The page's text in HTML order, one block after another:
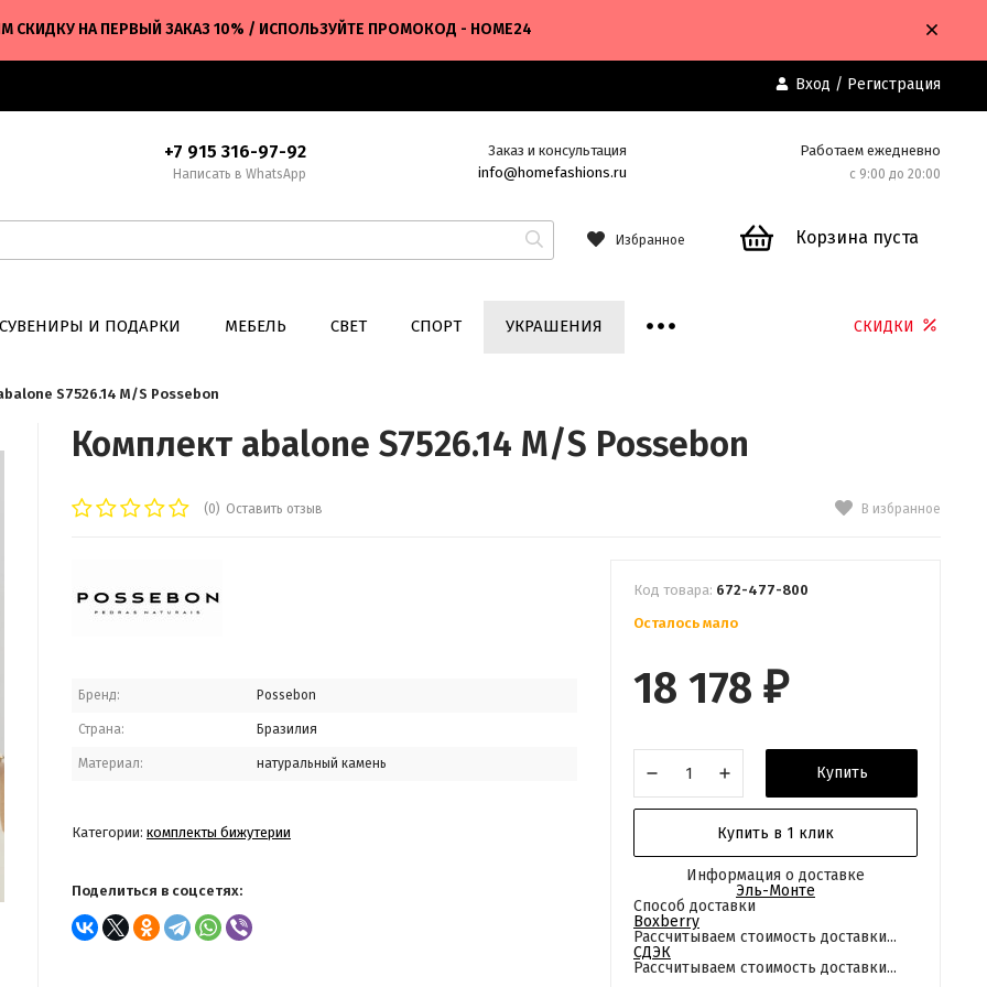
СКИДКУ НА ПЕРВЫЙ ЗАКАЗ 10% / ИСПОЛЬЗУЙТЕ ПРОМОКОД - HOME24
Вход / Регистрация
+7 915 316-97-92
Написать в WhatsApp
Заказ и консультация
info@homefashions.ru
Работаем ежедневно
с 9:00 до 20:00
Избранное Корзина пуста
СУВЕНИРЫ И ПОДАРКИ МЕБЕЛЬ СВЕТ СПОРТ УКРАШЕНИЯ СКИДКИ
S7526.14 M/S Possebon
Комплект abalone S7526.14 M/S Possebon
(0) Оставить отзыв В избранное
Бренд: Possebon
Страна: Бразилия
Материал: натуральный камень
Категории: комплекты бижутерии
Поделиться в соцсетях:
Код товара: 672-477-800
Осталось мало
18 178 ₽
Купить
Купить в 1 клик
Информация о доставке
Эль-Монте
Способ доставки
Boxberry
Рассчитываем стоимость доставки...
СДЭК
Рассчитываем стоимость доставки...